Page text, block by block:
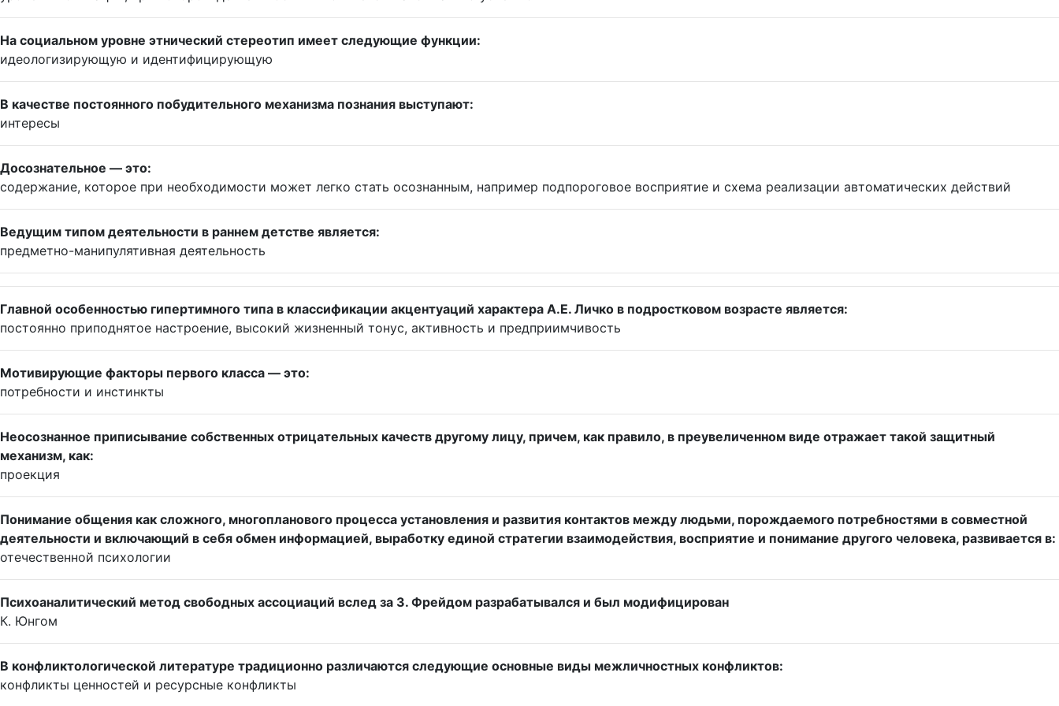
На социальном уровне этнический стереотип имеет следующие функции:
идеологизирующую и идентифицирующую
В качестве постоянного побудительного механизма познания выступают:
интересы
Досознательное — это:
содержание, которое при необходимости может легко стать осознанным, например подпороговое восприятие и схема реализации автоматических действий
Ведущим типом деятельности в раннем детстве является:
предметно-манипулятивная деятельность
Главной особенностью гипертимного типа в классификации акцентуаций характера А.Е. Личко в подростковом возрасте является:
постоянно приподнятое настроение, высокий жизненный тонус, активность и предприимчивость
Мотивирующие факторы первого класса — это:
потребности и инстинкты
Неосознанное приписывание собственных отрицательных качеств другому лицу, причем, как правило, в преувеличенном виде отражает такой защитный
механизм, как:
проекция
Понимание общения как сложного, многопланового процесса установления и развития контактов между людьми, порождаемого потребностями в совместной
деятельности и включающий в себя обмен информацией, выработку единой стратегии взаимодействия, восприятие и понимание другого человека, развивается в:
отечественной психологии
Психоаналитический метод свободных ассоциаций вслед за З. Фрейдом разрабатывался и был модифицирован
К. Юнгом
В конфликтологической литературе традиционно различаются следующие основные виды межличностных конфликтов:
конфликты ценностей и ресурсные конфликты